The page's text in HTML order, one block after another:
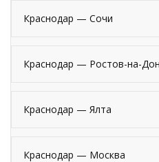
Краснодар — Сочи
Краснодар — Ростов-на-
Краснодар — Ялта
Краснодар — Москва